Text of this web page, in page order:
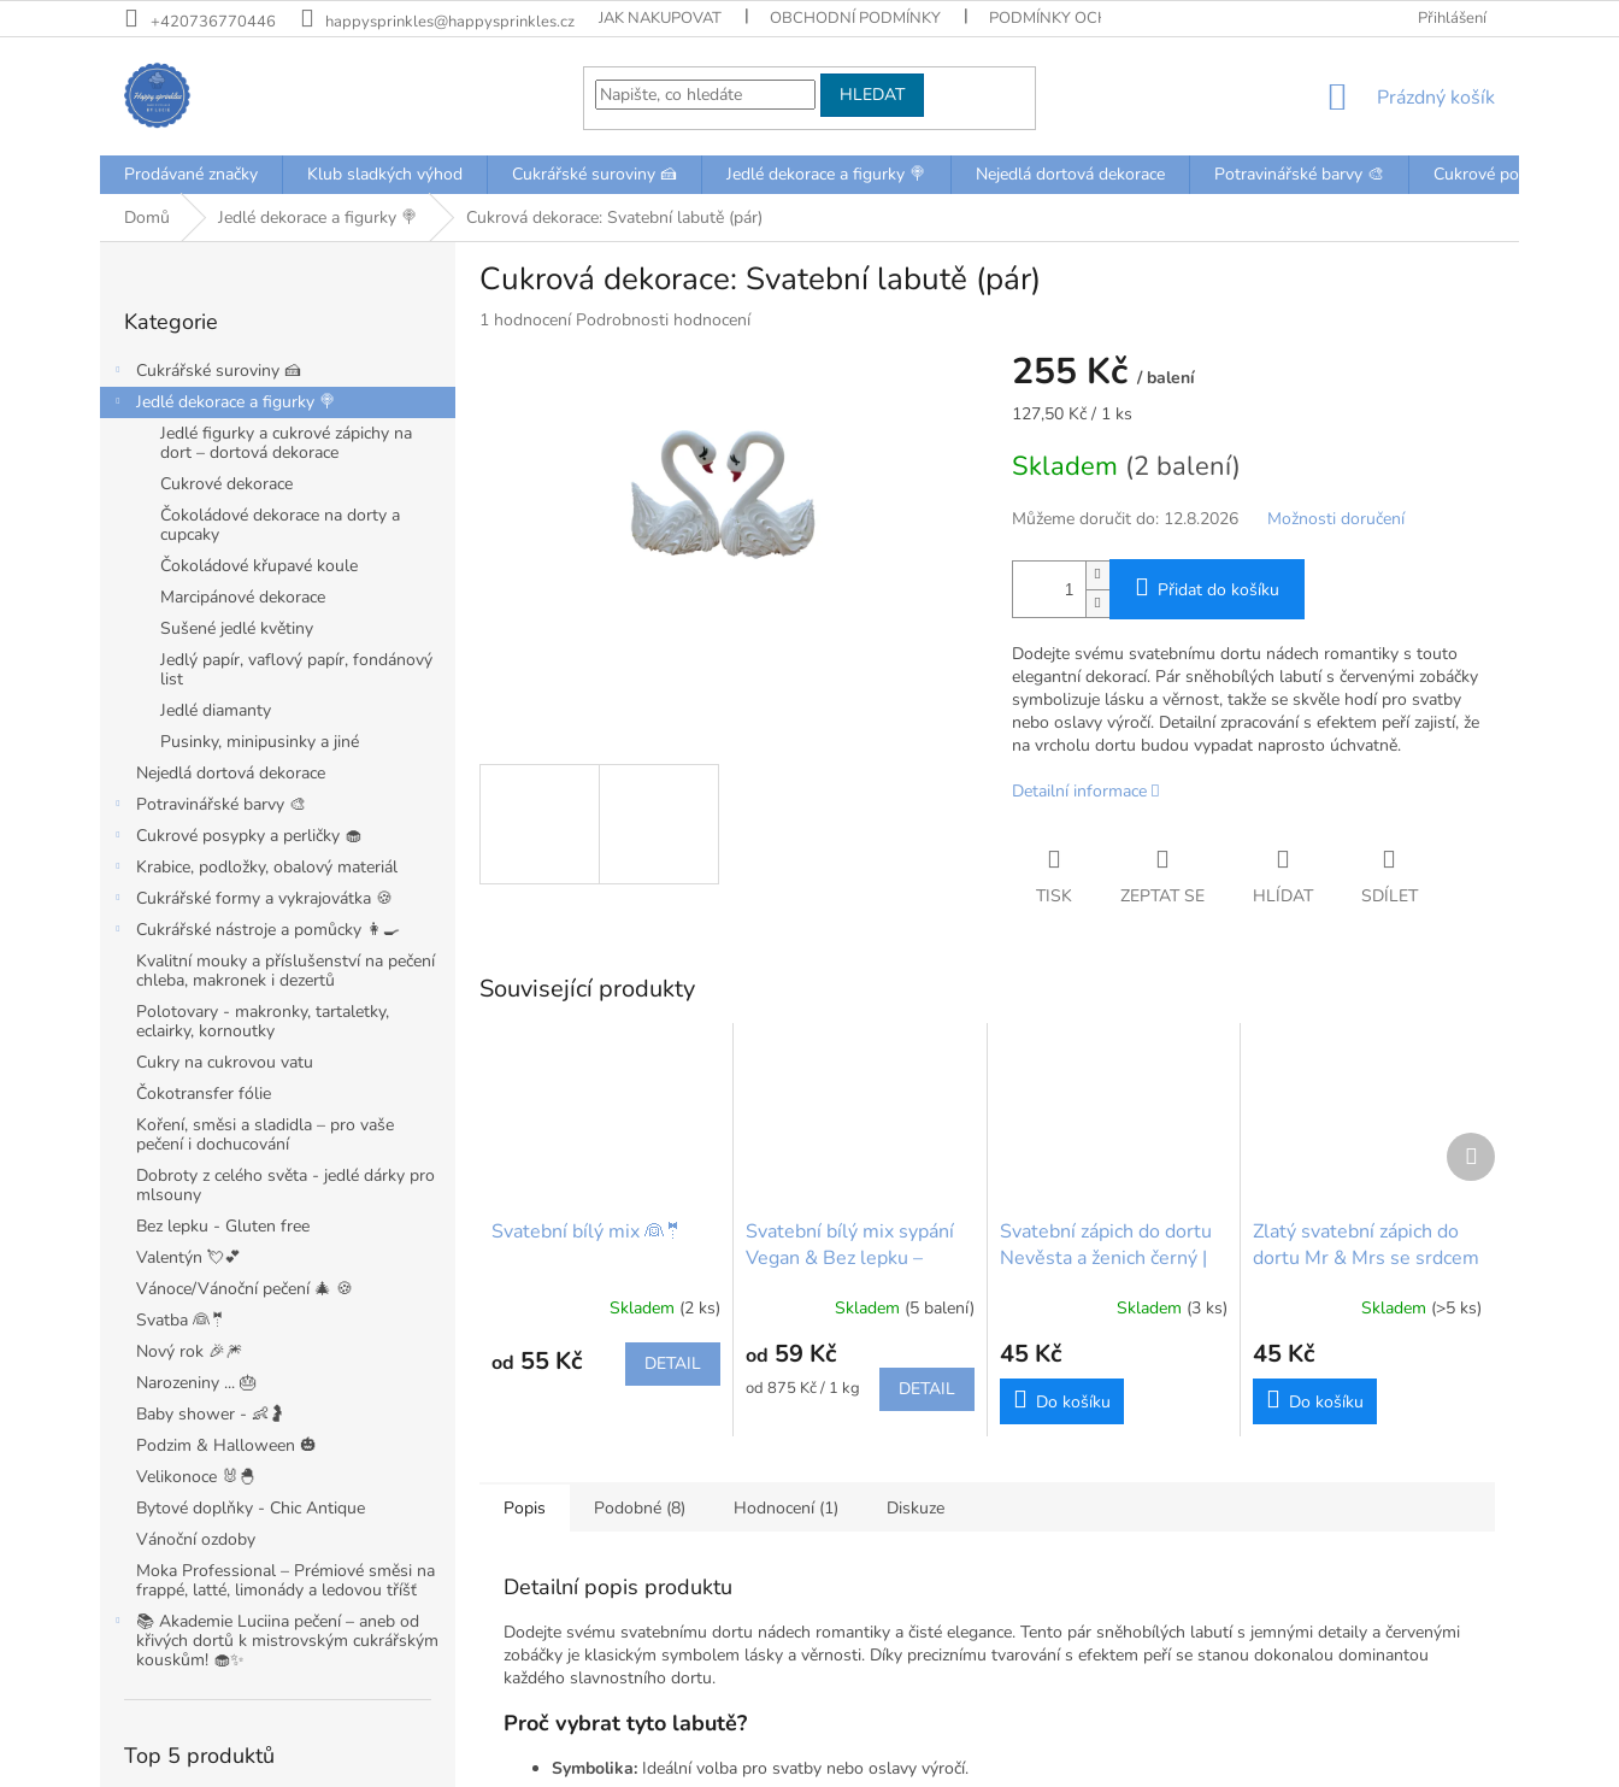
na
+420736770446 happysprinkles@happysprinkles.cz JAK NAKUPOVAT OBCHODNÍ PODMÍNKY PODMÍNKY OCHRANY OSOBNÍCH ÚDAJŮ KONTAKTYPřihlášení
HLEDAT
NÁKUPNÍ
Prázdný košík
Prodávané značky Klub sladkých výhod Cukrářské suroviny 🍰 Jedlé dekorace a figurky 🍭 Nejedlá dortová dekorace Potravinářské barvy 🎨
Cukrové posypky a
Domů
Jedlé dekorace a figurky 🍭 Cukrová dekorace: Svatební labutě (pár)
a
n
kategorie
Kategorie
Cukrářské suroviny 🍰
Jedlé dekorace a figurky 🍭
Jedlé figurky a cukrové zápichy na
dort – dortová dekorace
Cukrové dekorace
Čokoládové dekorace na dorty a
cupcaky
Čokoládové křupavé koule
Marcipánové dekorace
Sušené jedlé květiny
Jedlý papír, vaflový papír, fondánový
list
Jedlé diamanty
Pusinky, minipusinky a jiné
Nejedlá dortová dekorace
Potravinářské barvy 🎨
Cukrové posypky a perličky 🧁
Krabice, podložky, obalový materiál
Cukrářské formy a vykrajovátka 🍪
Cukrářské nástroje a pomůcky 👩‍🍳
Kvalitní mouky a příslušenství na pečení
chleba, makronek i dezertů
Polotovary - makronky, tartaletky,
eclairky, kornoutky
Cukry na cukrovou vatu
Čokotransfer fólie
Koření, směsi a sladidla – pro vaše
pečení i dochucování
Dobroty z celého světa - jedlé dárky pro
mlsouny
Bez lepku - Gluten free
Valentýn 💘💕
Vánoce/Vánoční pečení 🎄 🍪
Svatba 👰🤵
Nový rok 🎉🎆
Narozeniny ... 🎂
Baby shower - 👶🤰
Podzim & Halloween 🎃
Velikonoce 🐰🐣
Bytové doplňky - Chic Antique
Vánoční ozdoby
Moka Professional – Prémiové směsi na
frappé, latté, limonády a ledovou tříšť
📚 Akademie Luciina pečení – aneb od
křivých dortů k mistrovským cukrářským
kouskům! 🧁✨
Top 5 produktů
Cukrová dekorace: Svatební labutě (pár)
Průměrné
1 hodnocení Podrobnosti hodnocení
255 Kč / balení
Měrná
127,50 Kč / 1 ks
Skladem (2 balení)
Můžeme doručit do: 12.8.2026 Možnosti doručení
Přidat do košíku
Dodejte svému svatebnímu dortu nádech romantiky s touto
elegantní dekorací. Pár sněhobílých labutí s červenými zobáčky
symbolizuje lásku a věrnost, takže se skvěle hodí pro svatby
nebo oslavy výročí. Detailní zpracování s efektem peří zajistí, že
na vrcholu dortu budou vypadat naprosto úchvatně.
Detailní informace
TISK ZEPTAT SE HLÍDAT SDÍLET
Související produkty
Svatební bílý mix 👰🤵
Skladem (2 ks)
od 55 Kč DETAIL
Svatební bílý mix sypání
Vegan & Bez lepku –
Skladem (5 balení)
od 59 Kč
Měrná
od 875 Kč / 1 kg DETAIL
Svatební zápich do dortu
Nevěsta a ženich černý |
Skladem (3 ks)
45 Kč
Do košíku
Zlatý svatební zápich do
dortu Mr & Mrs se srdcem
Skladem (>5 ks)
45 Kč
Do košíku
Další
produkt
Popis Podobné (8) Hodnocení (1) Diskuze
Detailní popis produktu
Dodejte svému svatebnímu dortu nádech romantiky a čisté elegance. Tento pár sněhobílých labutí s jemnými detaily a červenými
zobáčky je klasickým symbolem lásky a věrnosti. Díky preciznímu tvarování s efektem peří se stanou dokonalou dominantou
každého slavnostního dortu.
Proč vybrat tyto labutě?
Symbolika: Ideální volba pro svatby nebo oslavy výročí.